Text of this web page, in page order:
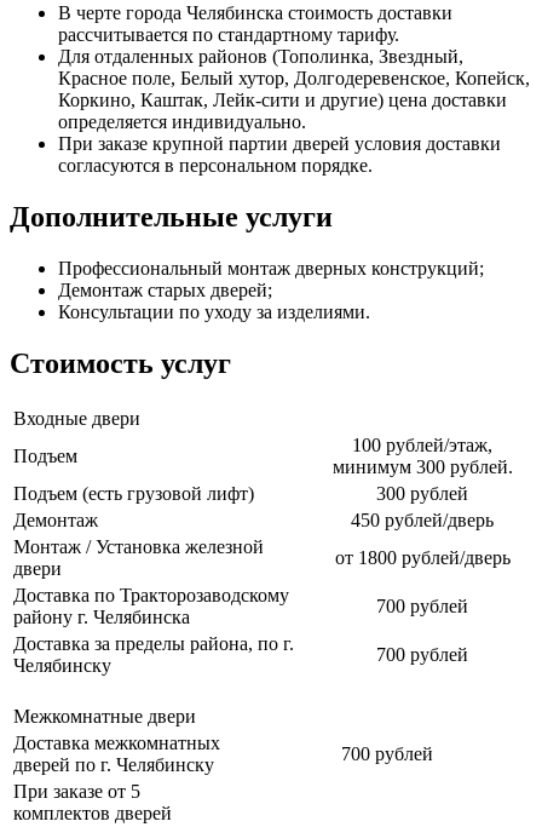
В черте города Челябинска стоимость доставки
рассчитывается по стандартному тарифу.
Для отдаленных районов (Тополинка, Звездный,
Красное поле, Белый хутор, Долгодеревенское, Копейск,
Коркино, Каштак, Лейк-сити и другие) цена доставки
определяется индивидуально.
При заказе крупной партии дверей условия доставки
согласуются в персональном порядке.
Дополнительные услуги
Профессиональный монтаж дверных конструкций;
Демонтаж старых дверей;
Консультации по уходу за изделиями.
Стоимость услуг
Входные двери
Подъем
100 рублей/этаж,
минимум 300 рублей.
Подъем (есть грузовой лифт)
300 рублей
Демонтаж
450 рублей/дверь
Монтаж / Установка железной
двери
от 1800 рублей/дверь
Доставка по Тракторозаводскому
району г. Челябинска
700 рублей
Доставка за пределы района, по г.
Челябинску
700 рублей
Межкомнатные двери
Доставка межкомнатных
дверей по г. Челябинску
700 рублей
При заказе от 5
комплектов дверей